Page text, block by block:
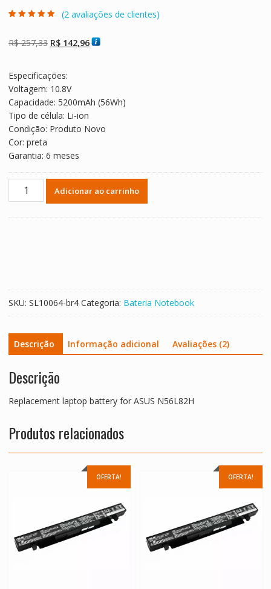
com baseado
em
(2avaliações de clientes)
R$257,33 O
era:
R$ 257,33.
R$142,96O
Especificações:
Voltagem: 10.8V
Capacidade: 5200mAh (56Wh)
Tipo de célula: Li-ion
Condição: Produto Novo
Cor: preta
Garantia: 6 meses
Replacement
Adicionar ao carrinho
SKU: SL10064-br4 Categoria: Bateria Notebook
Descrição Informação adicional Avaliações (2)
Descrição
Replacement laptop battery for ASUS N56L82H
Produtos relacionados
OFERTA! OFERTA!